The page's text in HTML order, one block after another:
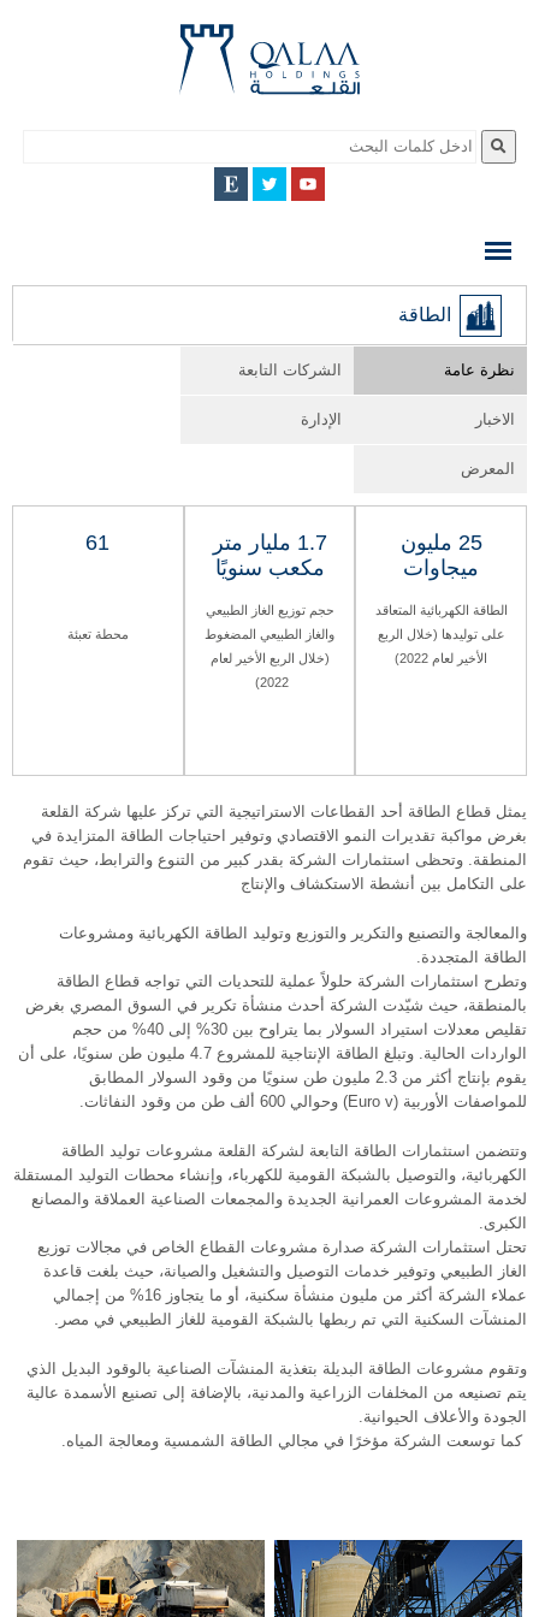
QALAA
QALAA
الطاقة
نظرة عامة الشركات التابعة
الاخبار الإدارة
المعرض
25 مليون
ميجاوات
الطاقة الكهربائية المتعاقد
على توليدها (خلال الربع
الأخير لعام 2022)
1.7 مليار متر
مكعب سنويًا
حجم توزيع الغاز الطبيعي
والغاز الطبيعي المضغوط
(خلال الربع الأخير لعام
2022)
61
محطة تعبئة
يمثل قطاع الطاقة أحد القطاعات الاستراتيجية التي تركز عليها شركة القلعة
بغرض مواكبة تقديرات النمو الاقتصادي وتوفير احتياجات الطاقة المتزايدة في
المنطقة. وتحظى استثمارات الشركة بقدر كبير من التنوع والترابط، حيث تقوم
على التكامل بين أنشطة الاستكشاف والإنتاج
والمعالجة والتصنيع والتكرير والتوزيع وتوليد الطاقة الكهربائية ومشروعات
الطاقة المتجددة.
وتطرح استثمارات الشركة حلولاً عملية للتحديات التي تواجه قطاع الطاقة
بالمنطقة، حيث شيّدت الشركة أحدث منشأة تكرير في السوق المصري بغرض
تقليص معدلات استيراد السولار بما يتراوح بين 30% إلى 40% من حجم
الواردات الحالية. وتبلغ الطاقة الإنتاجية للمشروع 4.7 مليون طن سنويًا، على أن
يقوم بإنتاج أكثر من 2.3 مليون طن سنويًا من وقود السولار المطابق
للمواصفات الأوربية (Euro v) وحوالي 600 ألف طن من وقود النفاثات.
وتتضمن استثمارات الطاقة التابعة لشركة القلعة مشروعات توليد الطاقة
الكهربائية، والتوصيل بالشبكة القومية للكهرباء، وإنشاء محطات التوليد المستقلة
لخدمة المشروعات العمرانية الجديدة والمجمعات الصناعية العملاقة والمصانع
الكبرى.
تحتل استثمارات الشركة صدارة مشروعات القطاع الخاص في مجالات توزيع
الغاز الطبيعي وتوفير خدمات التوصيل والتشغيل والصيانة، حيث بلغت قاعدة
عملاء الشركة أكثر من مليون منشأة سكنية، أو ما يتجاوز 16% من إجمالي
المنشآت السكنية التي تم ربطها بالشبكة القومية للغاز الطبيعي في مصر.
وتقوم مشروعات الطاقة البديلة بتغذية المنشآت الصناعية بالوقود البديل الذي
يتم تصنيعه من المخلفات الزراعية والمدنية، بالإضافة إلى تصنيع الأسمدة عالية
الجودة والأعلاف الحيوانية.
كما توسعت الشركة مؤخرًا في مجالي الطاقة الشمسية ومعالجة المياه.